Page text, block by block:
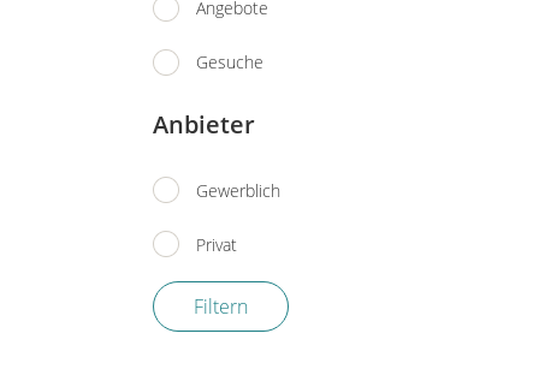
Uhren, Schmuck, Taschen &
Angebote
Gesuche
Anbieter
Gewerblich
Privat
Filtern